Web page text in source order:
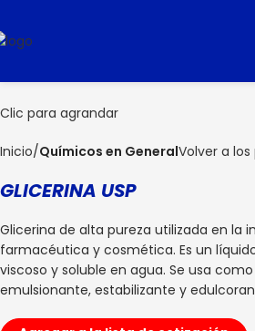
Clic para agrandar
Inicio Químicos en GeneralVolver a
GLICERINA USP
Glicerina de alta pureza utilizada en la
farmacéutica y cosmética. Es un
viscoso y soluble en agua. Se usa
emulsionante, estabilizante y